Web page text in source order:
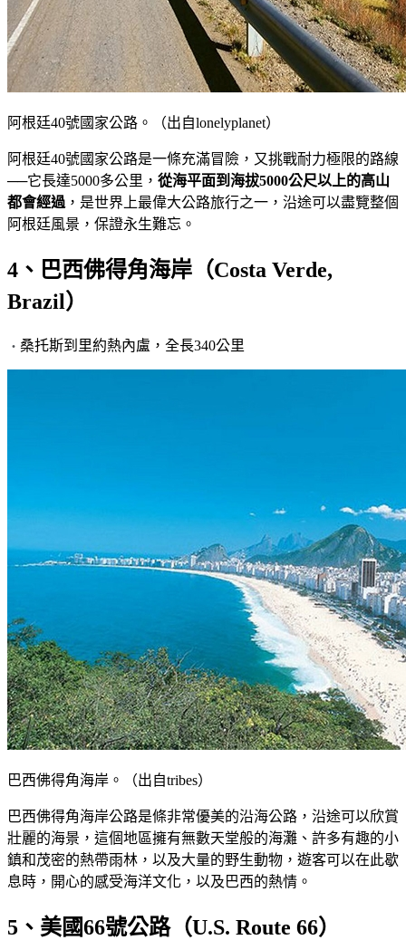
阿根廷40號國家公路。（出自lonelyplanet）
阿根廷40號國家公路是一條充滿冒險，又挑戰耐力極限的路線
──它長達5000多公里， 從海平面到海拔5000公尺以上的高山
都會經過 ，是世界上最偉大公路旅行之一，沿途可以盡覽整個
阿根廷風景，保證永生難忘。
4、巴西佛得角海岸（Costa Verde,
Brazil）
・ 桑托斯到里約熱內盧，全長340公里
巴西佛得角海岸。（出自tribes）
巴西佛得角海岸公路是條非常優美的沿海公路，沿途可以欣賞
壯麗的海景，這個地區擁有無數天堂般的海灘、許多有趣的小
鎮和茂密的熱帶雨林，以及大量的野生動物，遊客可以在此歇
息時，開心的感受海洋文化，以及巴西的熱情。
5、美國66號公路（U.S. Route 66）